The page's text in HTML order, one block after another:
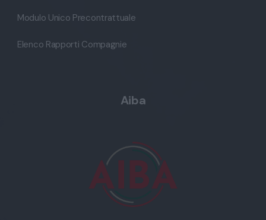
Modulo Unico Precontrattuale
Elenco Rapporti Compagnie
Aiba